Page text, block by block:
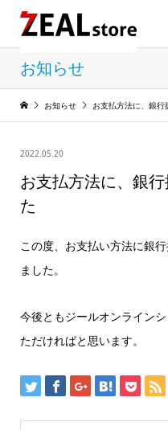
お知らせ
お知らせ お支払方法に、銀行
2022.05.20
お支払方法に、銀
た
この度、お支払い方法に銀
ました。
今後ともジールオンライン
ただければと思います。